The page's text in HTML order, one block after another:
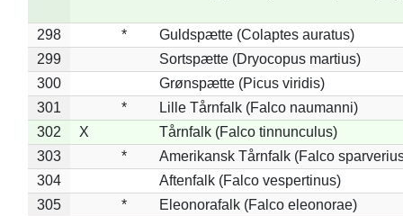
298 *
Guldspætte (Colaptes auratus)
299
Sortspætte (Dryocopus martius)
300
Grønspætte (Picus viridis)
301
*
Lille Tårnfalk (Falco naumanni)
302
X
Tårnfalk (Falco tinnunculus)
303
*
Amerikansk Tårnfalk (Falco
304
Aftenfalk (Falco vespertinus)
305
*
Eleonorafalk (Falco eleonorae)